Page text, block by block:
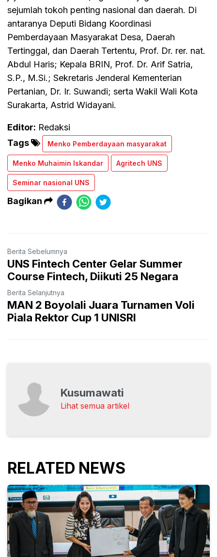
sejumlah tokoh penting nasional dan daerah. Di
antaranya Deputi Bidang Koordinasi
Pemberdayaan Masyarakat Desa, Daerah
Tertinggal, dan Daerah Tertentu, Prof. Dr. rer. nat.
Abdul Haris; Kepala BRIN, Prof. Dr. Arif Satria,
S.P., M.Si.; Sekretaris Jenderal Kementerian
Pertanian, Dr. Ir. Suwandi; serta Wakil Wali Kota
Surakarta, Astrid Widayani.
Editor: Redaksi
Tags
Menko Pemberdayaan masyarakat
Menko Muhaimin Iskandar Agritech UNS
Seminar nasional UNS
Bagikan
Berita Sebelumnya
UNS Fintech Center Gelar Summer
Course Fintech, Diikuti 25 Negara
Berita Selanjutnya
MAN 2 Boyolali Juara Turnamen Voli
Piala Rektor Cup 1 UNISRI
Kusumawati
Lihat semua artikel
RELATED NEWS